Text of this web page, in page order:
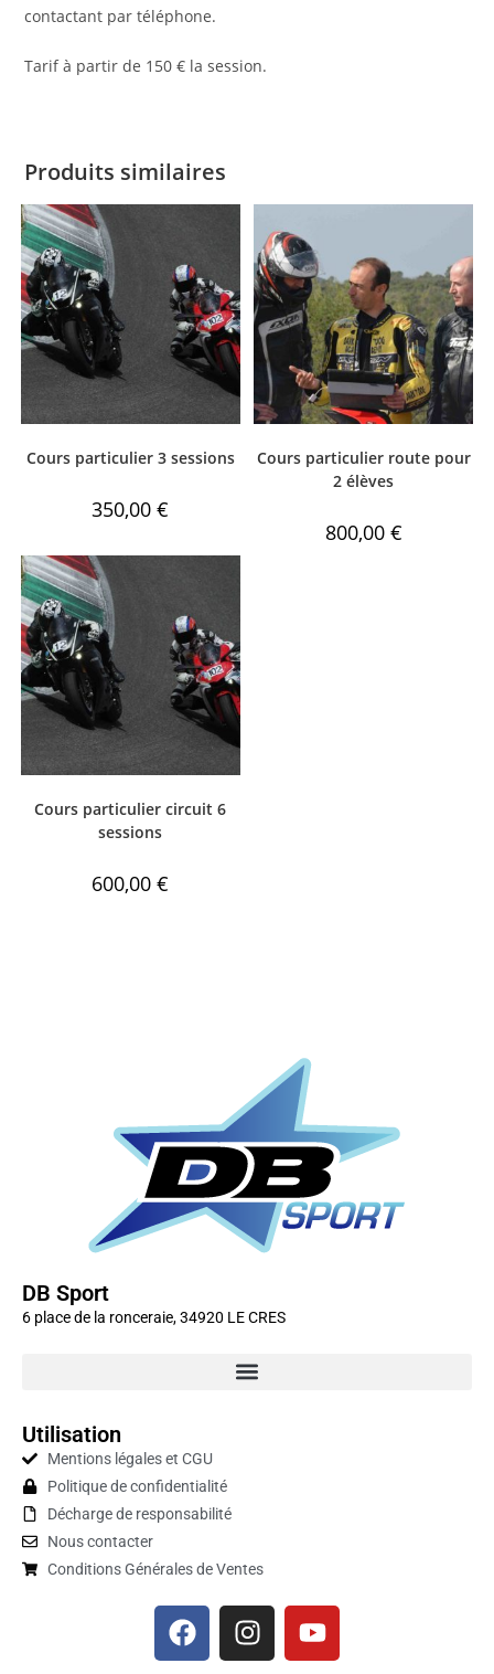
contactant par téléphone.
Tarif à partir de 150 € la session.
Produits similaires
Cours particulier 3 sessions
350,00€
Cours particulier route pour
2 élèves
800,00 €
Cours particulier circuit 6
sessions
600,00€
DB Sport
6 place de la ronceraie, 34920 LE CRES
Utilisation
Mentions légales et CGU
Politique de confidentialité
Décharge de responsabilité
Nous contacter
Conditions Générales de Ventes